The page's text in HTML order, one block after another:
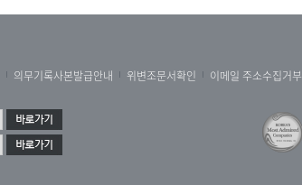
의무기록사본발급안내 위변조문서확인 이메일 주소수집거부